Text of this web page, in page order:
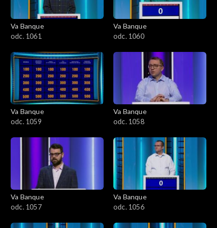
Va Banque
odc. 1061
Va Banque
odc. 1060
Va Banque
odc. 1059
Va Banque
odc. 1058
Va Banque
odc. 1057
Va Banque
odc. 1056